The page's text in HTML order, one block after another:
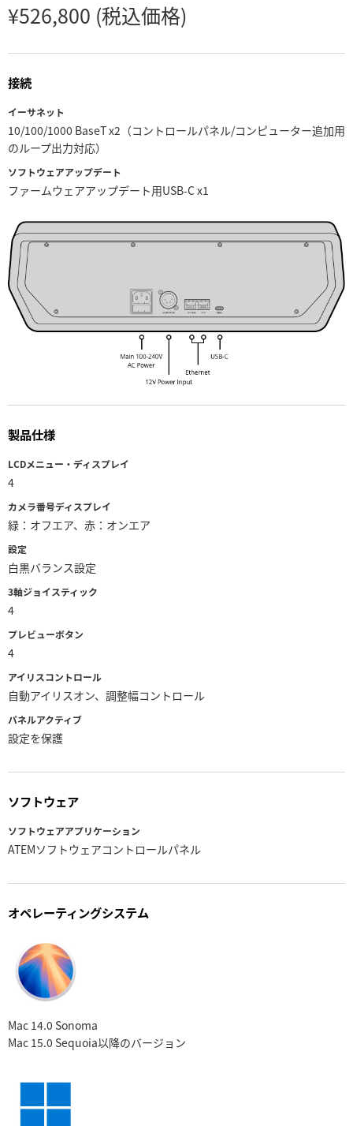
Norway
Poland
Singapore
Turkey
United Kingdom
¥526,800 (税込価格)
接続
イーサネット
10/100/1000 BaseT x2（コントロールパネル/コンピューター追加用
のループ出力対応）
ソフトウェアアップデート
ファームウェアアップデート用USB-C x1
製品仕様
LCDメニュー・ディスプレイ
4
カメラ番号ディスプレイ
緑：オフエア、赤：オンエア
設定
白黒バランス設定
3軸ジョイスティック
4
プレビューボタン
4
アイリスコントロール
自動アイリスオン、調整幅コントロール
パネルアクティブ
設定を保護
ソフトウェア
ソフトウェアアプリケーション
ATEMソフトウェアコントロールパネル
オペレーティングシステム
Mac 14.0 Sonoma
Mac 15.0 Sequoia以降のバージョン